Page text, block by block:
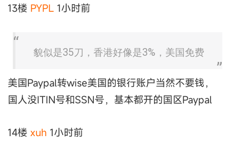
13楼 PYPL 1小时前
貌似是35刀，香港好像是3%，美国免费
美国Paypal转wise美国的银行账户当然不要钱，
国人没ITIN号和SSN号，基本都开的国区Paypal
14楼 xuh 1小时前